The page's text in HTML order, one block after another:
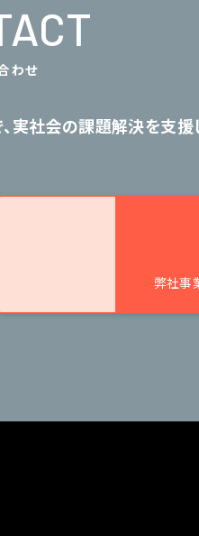
わせ
実社会の課題解決を支援
弊社事